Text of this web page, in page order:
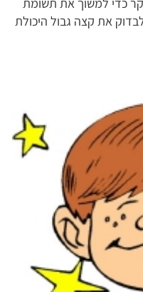
את קצה גבול היכולת